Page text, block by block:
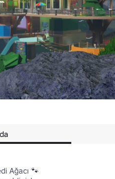
Ağacı 🐾